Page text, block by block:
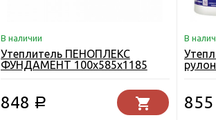
В наличии
Утеплитель ПЕНОПЛЕКС
ФУНДАМЕНТ 100х585х1185
848 Р
В
855